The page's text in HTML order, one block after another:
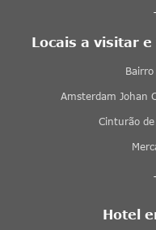
Locais a visitar
Amsterdam Johan
Cinturão
Hotel